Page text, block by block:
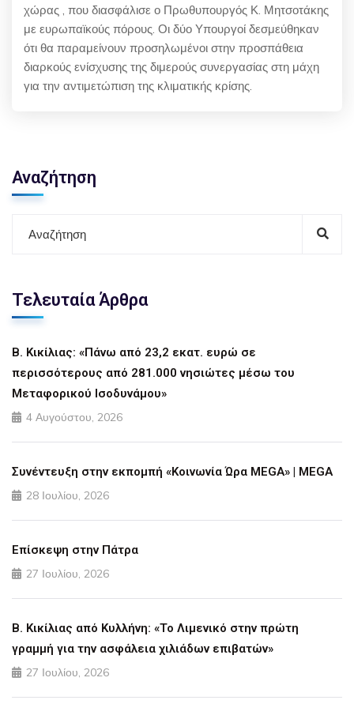
χώρας , που διασφάλισε ο Πρωθυπουργός Κ. Μητσοτάκης
με ευρωπαϊκούς πόρους. Οι δύο Υπουργοί δεσμεύθηκαν
ότι θα παραμείνουν προσηλωμένοι στην προσπάθεια
διαρκούς ενίσχυσης της διμερούς συνεργασίας στη μάχη
για την αντιμετώπιση της κλιματικής κρίσης.
Αναζήτηση
Τελευταία Άρθρα
Β. Κικίλιας: «Πάνω από 23,2 εκατ. ευρώ σε
περισσότερους από 281.000 νησιώτες μέσω του
Μεταφορικού Ισοδυνάμου»
4 Αυγούστου, 2026
Συνέντευξη στην εκπομπή «Κοινωνία Ώρα MEGA» | MEGA
28 Ιουλίου, 2026
Επίσκεψη στην Πάτρα
27 Ιουλίου, 2026
Β. Κικίλιας από Κυλλήνη: «Το Λιμενικό στην πρώτη
γραμμή για την ασφάλεια χιλιάδων επιβατών»
27 Ιουλίου, 2026